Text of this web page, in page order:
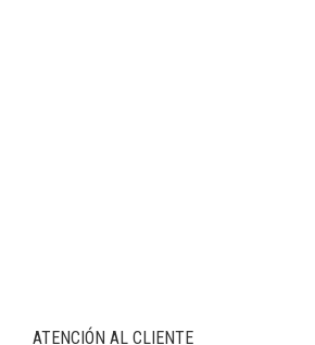
ATENCIÓN AL CLIENTE